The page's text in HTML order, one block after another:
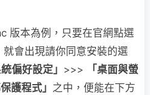
版本為例，只要在官網點選
會出現請你同意安裝的選
統偏好設定」 >>>
「桌面與螢
護程式」 之中，便能在下方